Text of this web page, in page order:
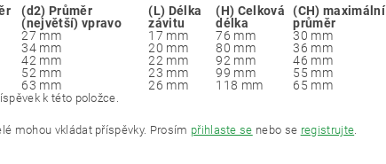
(d2) Průměr
(největší) vpravo
(L) Délka
závitu
(H) Celková
délka
(CH) maximální
průměr
27 mm 17 mm 76 mm 30 mm
34 mm 20 mm 80 mm 36 mm
42 mm 22 mm 92 mm 46 mm
52 mm 23 mm 99 mm 55 mm
63 mm 26 mm 118 mm 65 mm
k této položce.
mohou vkládat příspěvky. Prosím přihlaste se nebo se registrujte